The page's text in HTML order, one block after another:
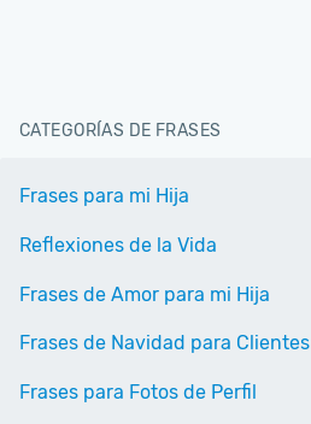
CATEGORÍAS DE FRASES
Frases para mi Hija
Reflexiones de la Vida
Frases de Amor para mi Hija
Frases de Navidad para Clientes
Frases para Fotos de Perfil